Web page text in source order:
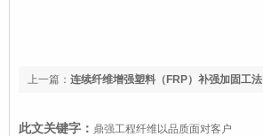
上一篇： 连续纤维增强塑料（FRP）补强加固工法
此文关键字： 鼎强工程纤维以品质面对客户